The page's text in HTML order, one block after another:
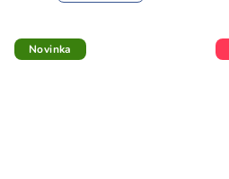
Novinka